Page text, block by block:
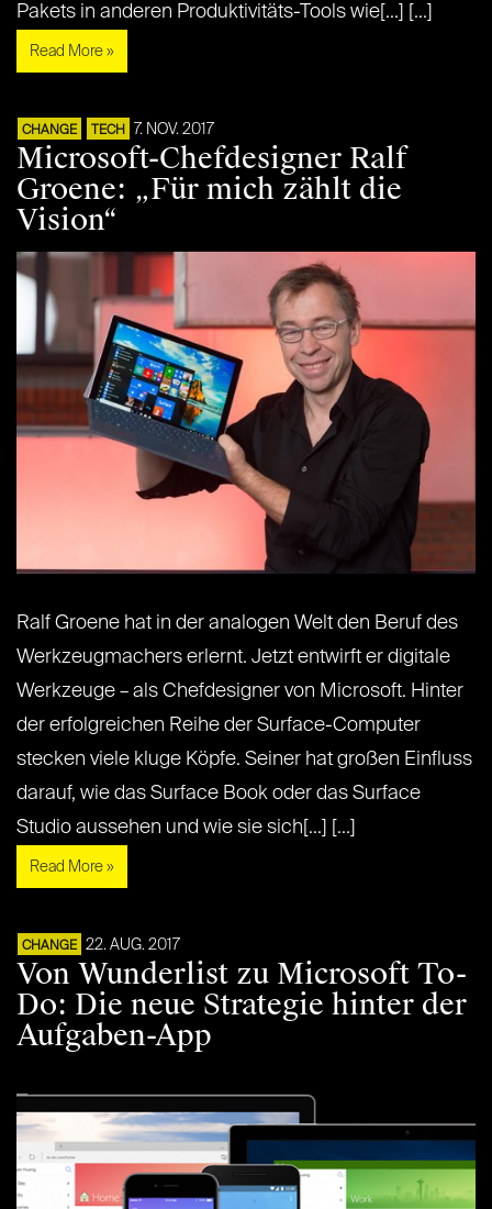
Pakets in anderen Produktivitäts-Tools wie[...] [...]
Read More »
CHANGE TECH 7. NOV. 2017
Microsoft-Chefdesigner Ralf
Groene: „Für mich zählt die
Vision“
Ralf Groene hat in der analogen Welt den Beruf des
Werkzeugmachers erlernt. Jetzt entwirft er digitale
Werkzeuge – als Chefdesigner von Microsoft. Hinter
der erfolgreichen Reihe der Surface-Computer
stecken viele kluge Köpfe. Seiner hat großen Einfluss
darauf, wie das Surface Book oder das Surface
Studio aussehen und wie sie sich[...] [...]
Read More »
CHANGE 22. AUG. 2017
Von Wunderlist zu Microsoft To-
Do: Die neue Strategie hinter der
Aufgaben-App